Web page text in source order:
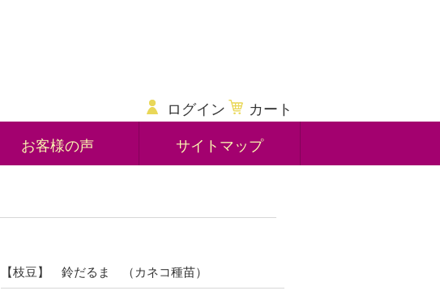
ログイン カート
お客様の声 サイトマップ
【枝豆】 鈴だるま （カネコ種苗）